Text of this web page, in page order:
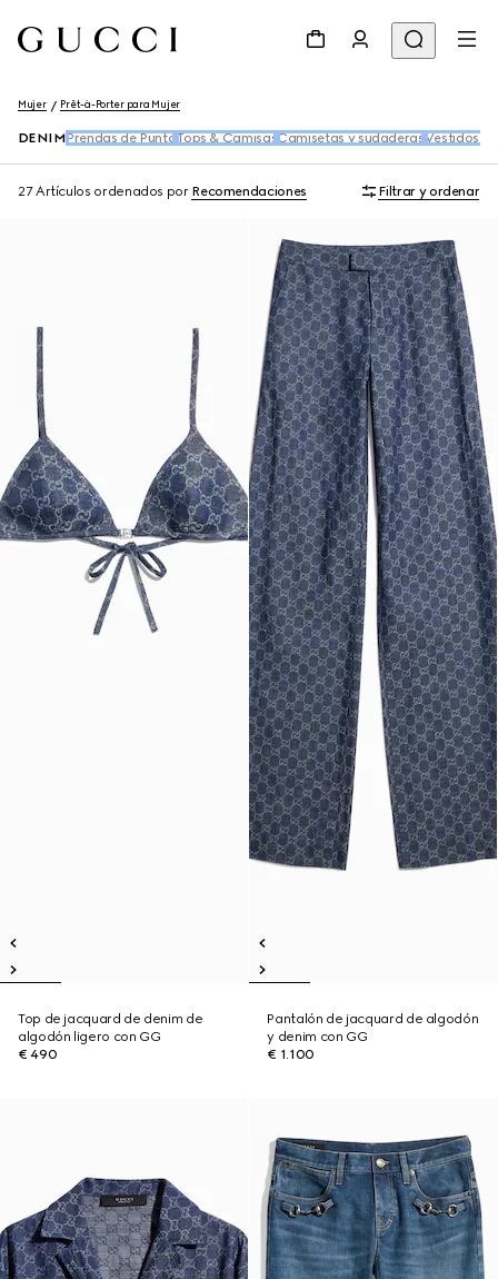
Mujer Prêt-à-Porter para Mujer
DENIM Prendas de Punto Tops & Camisas Camisetas y sudaderas Vestidos y
27 Artículos ordenados por Recomendaciones Filtrar y ordenar
Top de jacquard de denim de
algodón ligero con GG
€ 490
Pantalón de jacquard de algodón
y denim con GG
€ 1.100